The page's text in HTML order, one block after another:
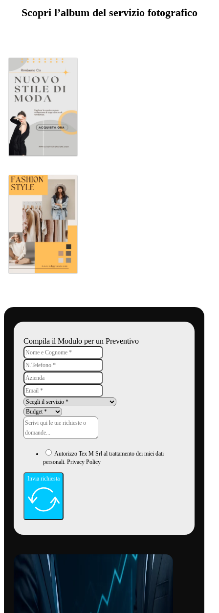
Scopri l’album del servizio fotografico
Compila il Modulo per un Preventivo
Autorizzo Tex M Srl al trattamento dei miei dati
personali. Privacy Policy
Invia richiesta